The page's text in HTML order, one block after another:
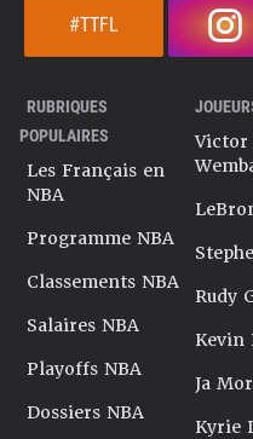
#TTFL
RUBRIQUES
POPULAIRES
Les Français en
NBA
Programme NBA
Classements NBA
Salaires NBA
Playoffs NBA
Dossiers NBA
Victor
Rudy
Kevin
Ja
Kyrie